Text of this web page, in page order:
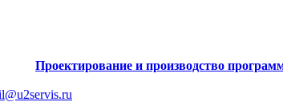
Проектирование и производство